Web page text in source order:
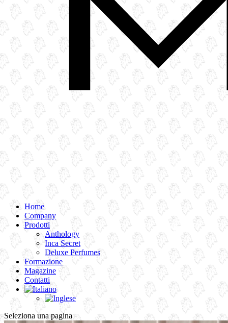
Home
Company
Prodotti
Anthology
Inca Secret
Deluxe Perfumes
Formazione
Magazine
Contatti
Seleziona una pagina